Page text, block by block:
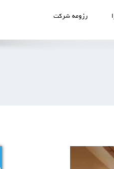
رزومه شرکت